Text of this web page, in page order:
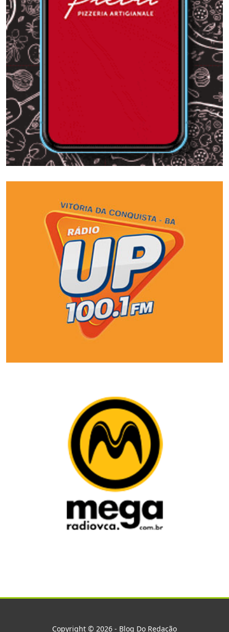
Copyright © 2026 - Blog Do Redação